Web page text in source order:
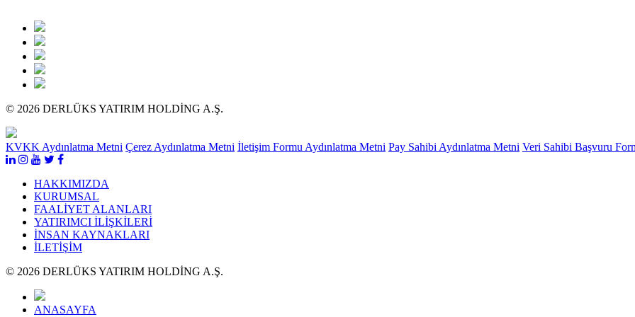
© 2026 DERLÜKS YATIRIM HOLDİNG A.Ş.
KVKK Aydınlatma Metni Çerez Aydınlatma Metni İletişim Formu Aydınlatma Metni Pay Sahibi Aydınlatma Metni Veri Sahibi Başvuru
HAKKIMIZDA
KURUMSAL
FAALİYET ALANLARI
YATIRIMCI İLİŞKİLERİ
İNSAN KAYNAKLARI
İLETİŞİM
© 2026 DERLÜKS YATIRIM HOLDİNG A.Ş.
ANASAYFA